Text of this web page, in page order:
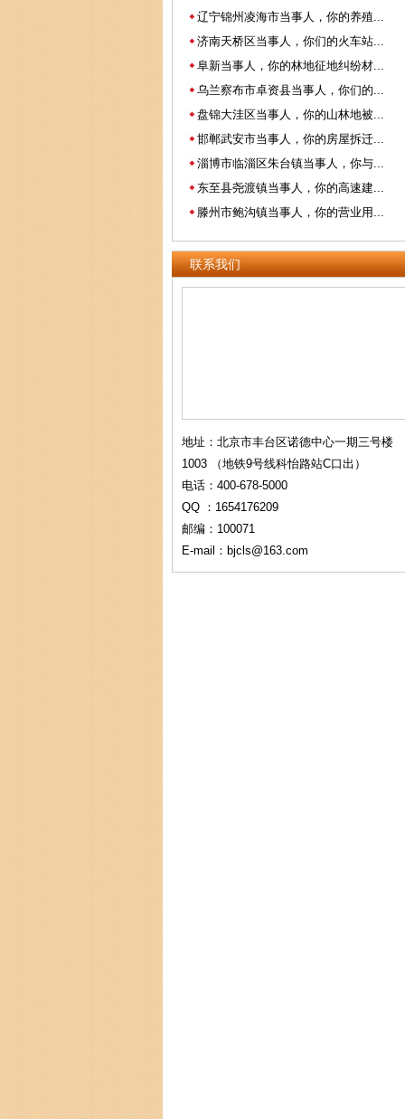
辽宁锦州凌海市当事人，你的养殖...
济南天桥区当事人，你们的火车站...
阜新当事人，你的林地征地纠纷材...
乌兰察布市卓资县当事人，你们的...
盘锦大洼区当事人，你的山林地被...
邯郸武安市当事人，你的房屋拆迁...
淄博市临淄区朱台镇当事人，你与...
东至县尧渡镇当事人，你的高速建...
滕州市鲍沟镇当事人，你的营业用...
联系我们
地址：北京市丰台区诺德中心一期三号楼
1003 （地铁9号线科怡路站C口出）
电话：400-678-5000
QQ ：1654176209
邮编：100071
E-mail：bjcls@163.com